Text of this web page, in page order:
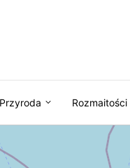
Przyroda Rozmaitości